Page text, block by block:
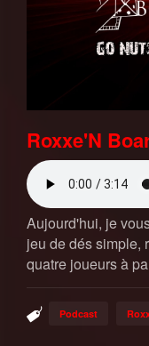
Roxxe'N
Aujourd'hui, je
jeu de dés simple,
quatre joueurs à
Podcast